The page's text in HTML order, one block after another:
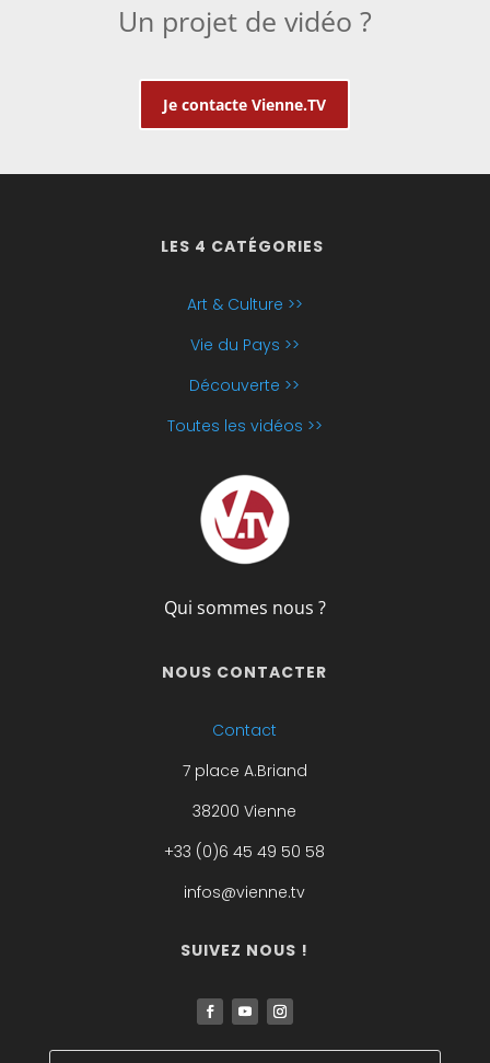
Un projet de vidéo ?
Je contacte Vienne.TV
LES 4 CATÉGORIES
Art & Culture >>
Vie du Pays >>
Découverte >>
Toutes les vidéos >>
Qui sommes nous ?
NOUS CONTACTER
Contact
7 place A.Briand
38200 Vienne
+33 (0)6 45 49 50 58
infos@vienne.tv
SUIVEZ NOUS !